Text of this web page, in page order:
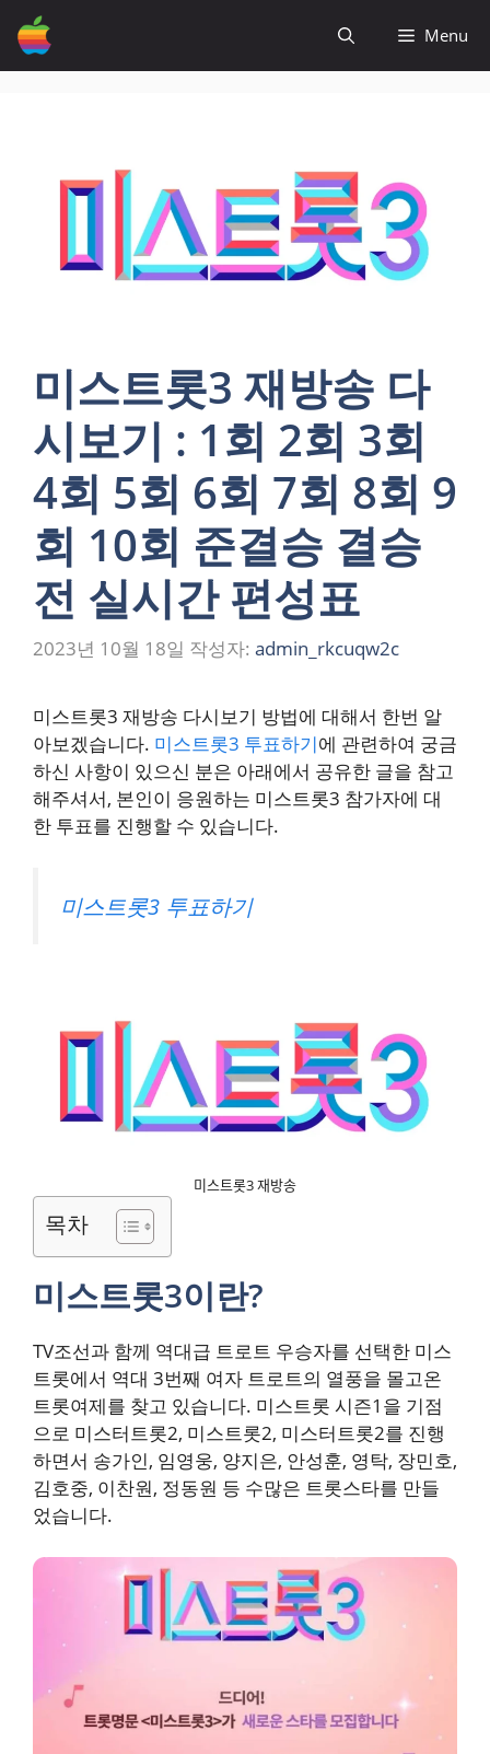
츠
Menu
미스트롯3 재방송 다
시보기 : 1회 2회 3회
4회 5회 6회 7회 8회 9
회 10회 준결승 결승
전 실시간 편성표
2023년 10월 18일 작성자: admin_rkcuqw2c
미스트롯3 재방송 다시보기 방법에 대해서 한번 알
아보겠습니다. 미스트롯3 투표하기에 관련하여 궁금
하신 사항이 있으신 분은 아래에서 공유한 글을 참고
해주셔서, 본인이 응원하는 미스트롯3 참가자에 대
한 투표를 진행할 수 있습니다.
미스트롯3 투표하기
미스트롯3 재방송
목차
미스트롯3이란?
TV조선과 함께 역대급 트로트 우승자를 선택한 미스
트롯에서 역대 3번째 여자 트로트의 열풍을 몰고온
트롯여제를 찾고 있습니다. 미스트롯 시즌1을 기점
으로 미스터트롯2, 미스트롯2, 미스터트롯2를 진행
하면서 송가인, 임영웅, 양지은, 안성훈, 영탁, 장민호,
김호중, 이찬원, 정동원 등 수많은 트롯스타를 만들
었습니다.